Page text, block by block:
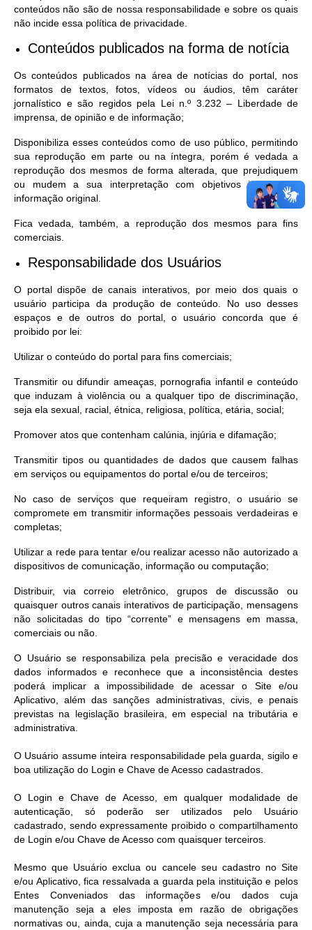
conteúdos não são de nossa responsabilidade e sobre os quais
não incide essa política de privacidade.
Conteúdos publicados na forma de notícia
Os conteúdos publicados na área de notícias do portal, nos
formatos de textos, fotos, vídeos ou áudios, têm caráter
jornalístico e são regidos pela Lei n.º 3.232 – Liberdade de
imprensa, de opinião e de informação;
Disponibiliza esses conteúdos como de uso público, permitindo
sua reprodução em parte ou na íntegra, porém é vedada a
reprodução dos mesmos de forma alterada, que prejudiquem
ou mudem a sua interpretação com objetivos inversos à
informação original.
Fica vedada, também, a reprodução dos mesmos para fins
comerciais.
Responsabilidade dos Usuários
O portal dispõe de canais interativos, por meio dos quais o
usuário participa da produção de conteúdo. No uso desses
espaços e de outros do portal, o usuário concorda que é
proibido por lei:
Utilizar o conteúdo do portal para fins comerciais;
Transmitir ou difundir ameaças, pornografia infantil e conteúdo
que induzam à violência ou a qualquer tipo de discriminação,
seja ela sexual, racial, étnica, religiosa, política, etária, social;
Promover atos que contenham calúnia, injúria e difamação;
Transmitir tipos ou quantidades de dados que causem falhas
em serviços ou equipamentos do portal e/ou de terceiros;
No caso de serviços que requeiram registro, o usuário se
compromete em transmitir informações pessoais verdadeiras e
completas;
Utilizar a rede para tentar e/ou realizar acesso não autorizado a
dispositivos de comunicação, informação ou computação;
Distribuir, via correio eletrônico, grupos de discussão ou
quaisquer outros canais interativos de participação, mensagens
não solicitadas do tipo “corrente” e mensagens em massa,
comerciais ou não.
O Usuário se responsabiliza pela precisão e veracidade dos
dados informados e reconhece que a inconsistência destes
poderá implicar a impossibilidade de acessar o Site e/ou
Aplicativo, além das sanções administrativas, civis, e penais
previstas na legislação brasileira, em especial na tributária e
administrativa.
O Usuário assume inteira responsabilidade pela guarda, sigilo e
boa utilização do Login e Chave de Acesso cadastrados.
O Login e Chave de Acesso, em qualquer modalidade de
autenticação, só poderão ser utilizados pelo Usuário
cadastrado, sendo expressamente proibido o compartilhamento
de Login e/ou Chave de Acesso com quaisquer terceiros.
Mesmo que Usuário exclua ou cancele seu cadastro no Site
e/ou Aplicativo, fica ressalvada a guarda pela instituição e pelos
Entes Conveniados das informações e/ou dados cuja
manutenção seja a eles imposta em razão de obrigações
normativas ou, ainda, cuja a manutenção seja necessária para